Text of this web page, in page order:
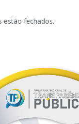
estão fechados.